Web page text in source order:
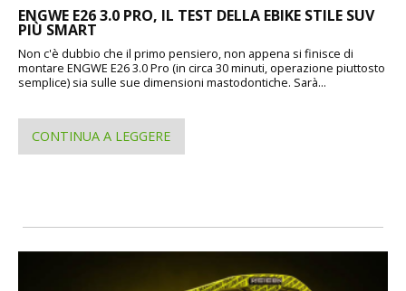
ENGWE E26 3.0 PRO, IL TEST DELLA EBIKE STILE SUV
PIÙ SMART
Non c'è dubbio che il primo pensiero, non appena si finisce di
montare ENGWE E26 3.0 Pro (in circa 30 minuti, operazione piuttosto
semplice) sia sulle sue dimensioni mastodontiche. Sarà...
CONTINUA A LEGGERE